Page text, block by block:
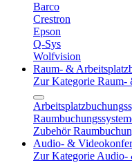
Barco
Crestron
Epson
Q-Sys
Wolfvision
Raum- &
Zur Kategorie Raum-
Zubehör
Audio- &
Zur Kategorie Audio-